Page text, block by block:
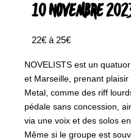
10 NOVEMBRE
22€ à 25€
NOVELISTS est un
et Marseille, prenant
Metal, comme des riff
pédale sans concession,
via une voix et des solos
Même si le groupe est